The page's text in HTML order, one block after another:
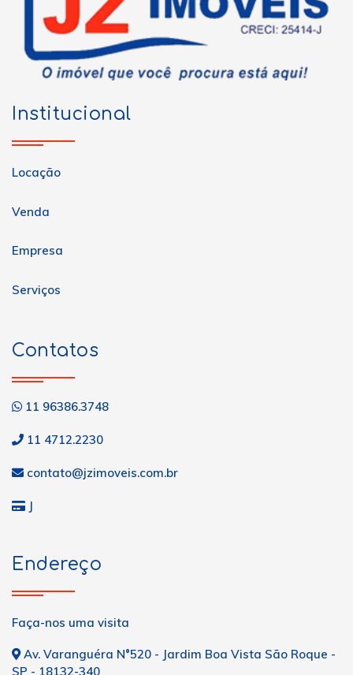
Institucional
Locação
Venda
Empresa
Serviços
Contatos
11 96386.3748
11 4712.2230
contato@jzimoveis.com.br
J
Endereço
Faça-nos uma visita
Av. Varanguéra N°520 - Jardim Boa Vista São Roque -
SP - 18132-340